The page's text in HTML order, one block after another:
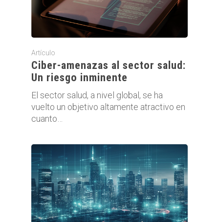
Artículo
Ciber-amenazas al sector salud:
Un riesgo inminente
El sector salud, a nivel global, se ha
vuelto un objetivo altamente atractivo en
cuanto…